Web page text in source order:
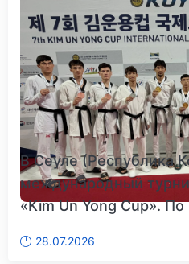
В Сеуле (Республика
международный
«Kim Un Yong Cup». По
28.07.2026